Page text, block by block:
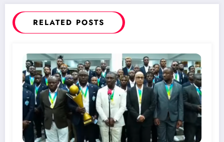
RELATED POSTS